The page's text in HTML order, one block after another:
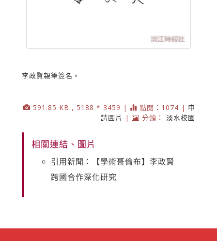
李政賢親筆簽名。
591.85 KB , 5188 * 3459 | 點閱：1074 | 申
請圖片
| 分類： 淡水校園
相關連結、圖片
引用新聞：【學術哥倫布】李政賢
跨國合作深化研究